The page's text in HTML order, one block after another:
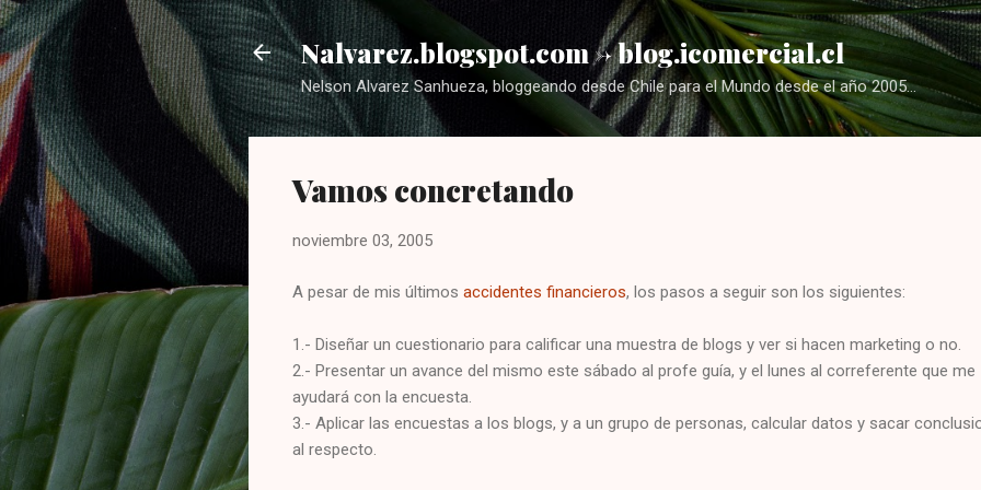
Ir al contenido principal
Nalvarez.blogspot.com -> blog.icomercial.cl
Nelson Alvarez Sanhueza, bloggeando desde Chile para el Mundo desde el año 2005...
Vamos concretando
noviembre 03, 2005
A pesar de mis últimos accidentes financieros, los pasos a seguir son los siguientes:
1.- Diseñar un cuestionario para calificar una muestra de blogs y ver si hacen marketing o no.
2.- Presentar un avance del mismo este sábado al profe guía, y el lunes al correferente que me
ayudará con la encuesta.
3.- Aplicar las encuestas a los blogs, y a un grupo de personas, calcular datos y sacar
al respecto.